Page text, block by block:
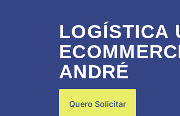
LOGÍSTICA
ANDRÉ
Quero Solicitar